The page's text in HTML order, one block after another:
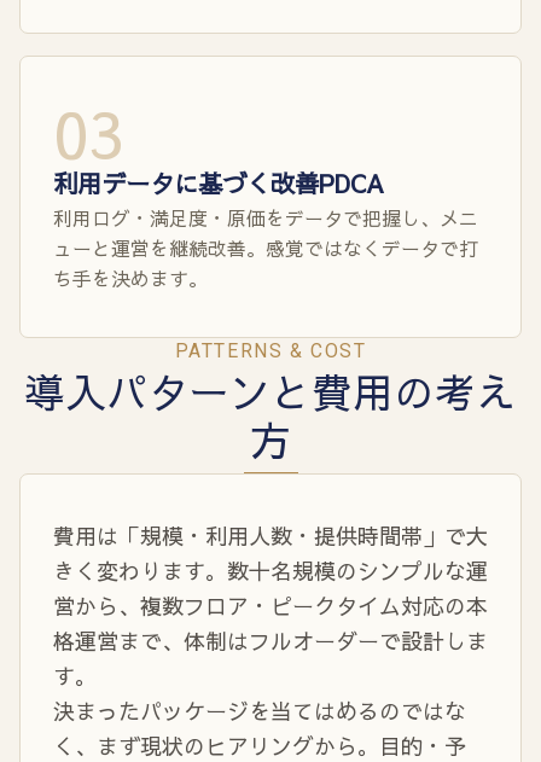
03
利用データに基づく改善PDCA
利用ログ・満足度・原価をデータで把握し、メニ
ューと運営を継続改善。感覚ではなくデータで打
ち手を決めます。
PATTERNS & COST
導入パターンと費用の考え
方
費用は「規模・利用人数・提供時間帯」で大
きく変わります。数十名規模のシンプルな運
営から、複数フロア・ピークタイム対応の本
格運営まで、体制はフルオーダーで設計しま
す。
決まったパッケージを当てはめるのではな
く、まず現状のヒアリングから。目的・予